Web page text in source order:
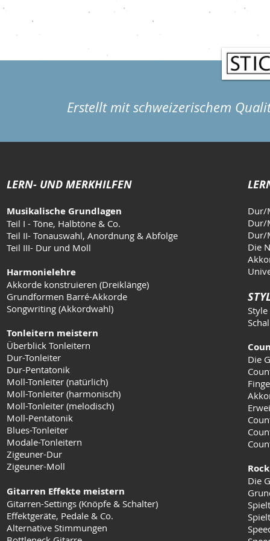
Erstellt mit schweizerischem
LERN- UND MERKHILFEN
Musikalische Grundlagen
Teil I - Töne, Halbtöne & Co.
Teil II- Tonauswahl, Anordnung & Abfolge
Teil III- Dur und Moll
Harmonielehre
Akkorde konstruieren (Dreiklänge)
Grundformen Barré-Akkorde
Songwriting (Akkordwahl)
Tonleitern meistern
Überblick Tonleitern
Dur-Tonleiter
Dur-Pentatonik
Moll-Tonleiter (natürlich)
Moll-Tonleiter (harmonisch)
Moll-Tonleiter (melodisch)
Moll-Pentatonik
Blues-Tonleiter
Modale-Tonleitern
Zigeuner-Dur
Zigeuner-Moll
Gitarren Effekte meistern
Gitarren-Settings (Knöpfe & Schalter)
Effektgeräte, Pedale & Co.
Alternative Stimmungen
Dur/
Dur/
Dur/
Die
Die
Die